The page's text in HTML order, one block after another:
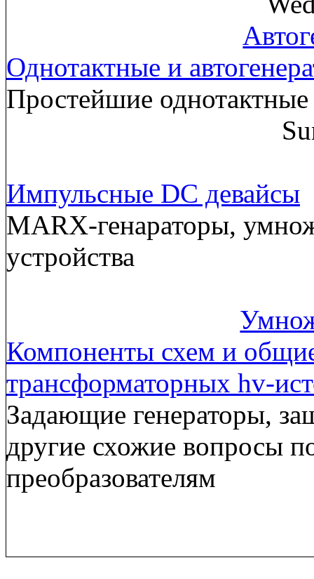
Однотактные и
Простейшие
Импульсные DC девайсы
MARX-генараторы,
устройства
Компоненты схем и
трансформаторных hv-
Задающие генераторы,
другие схожие вопросы
преобразователям